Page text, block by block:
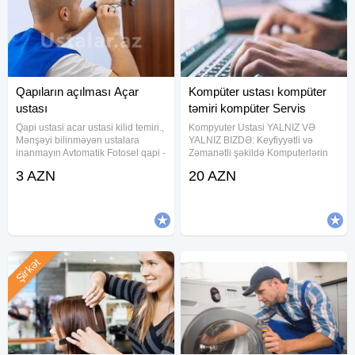
Qapıların açılması Açar
ustası
Qapi ustasi acar ustasi kilid temiri.,
Mənşəyi bilinməyən ustalara
inanmayın Avtomatik Fotosel qapi -
blok ptanya Seyf qapi - acar
3 AZN
Kompüter ustası kompüter
təmiri kompüter Servis
Kompyuter Ustasi YALNIZ VƏ
YALNIZ BIZDƏ: Keyfiyyətli və
Zəmanətli şəkildə Komputerlərin
formatı, Sistemin yenidən tam
20 AZN
Şirkət